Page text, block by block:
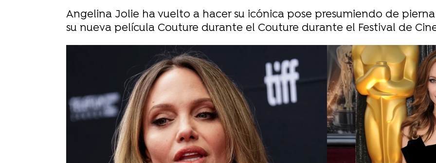
Angelina Jolie ha vuelto a hacer su icónica pose presumiendo de
su nueva película Couture durante el Couture durante el Festival de
Jennifer Aniston rompe su silencio sobre el "triángulo amoroso" con Brad Pitt y